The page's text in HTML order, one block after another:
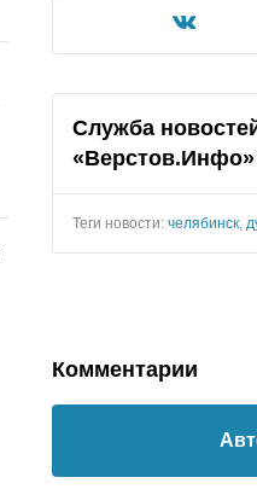
Служба
«Верстов.Инфо»
Теги новости: челябинск
Комментарии